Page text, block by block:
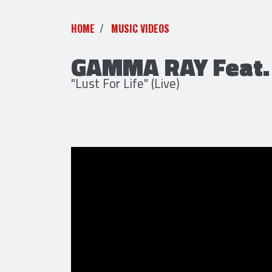
HOME MUSIC VIDEOS
GAMMA RAY
"Lust For Life" (Live)